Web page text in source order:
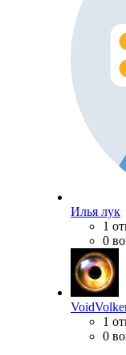
Илья лук
1
0
1
0